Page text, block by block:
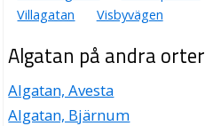
Villagatan
Visbyvägen
Algatan på andra orter
Algatan, Avesta
Algatan, Bjärnum